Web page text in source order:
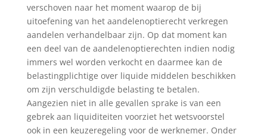
verschoven naar het moment waarop de bij
uitoefening van het aandelenoptierecht verkregen
aandelen verhandelbaar zijn. Op dat moment kan
een deel van de aandelenoptierechten indien nodig
immers wel worden verkocht en daarmee kan de
belastingplichtige over liquide middelen beschikken
om zijn verschuldigde belasting te betalen.
Aangezien niet in alle gevallen sprake is van een
gebrek aan liquiditeiten voorziet het wetsvoorstel
ook in een keuzeregeling voor de werknemer. Onder